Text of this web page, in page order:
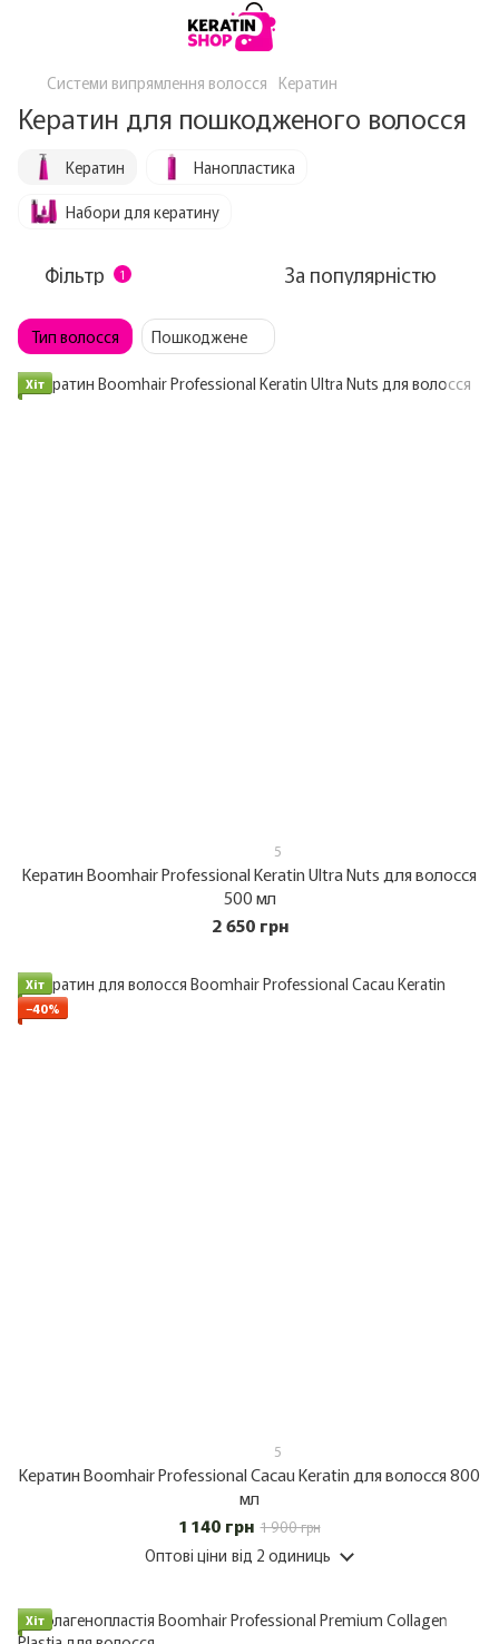
Системи випрямлення волосся Кератин
Кератин для пошкодженого волосся
Кератин
Нанопластика
Набори для кератину
Фільтр 1 За популярністю
Тип волосся Пошкоджене
Хіт
5
Кератин Boomhair Professional Keratin Ultra Nuts для волосся
500 мл
2 650 грн
Хіт
−40%
5
Кератин Boomhair Professional Cacau Keratin для волосся 800
мл
1 140 грн 1 900 грн
Оптові ціни від 2 одиниць
Хіт